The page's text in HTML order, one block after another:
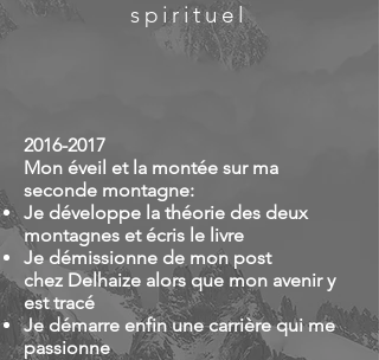
spirituel
2016-2017
Mon éveil et la montée sur ma
seconde montagne:
Je développe la théorie des deux
montagnes et écris le livre
Je démissionne de mon post
chez Delhaize alors que mon avenir y
est tracé
Je démarre enfin une carrière qui me
passionne